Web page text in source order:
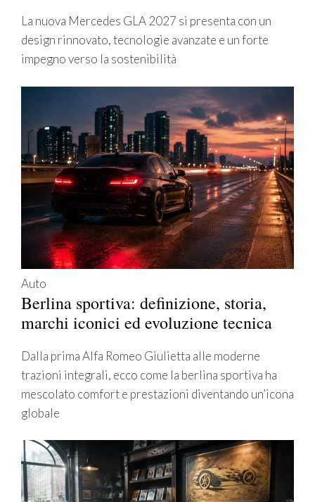
La nuova Mercedes GLA 2027 si presenta con un
design rinnovato, tecnologie avanzate e un forte
impegno verso la sostenibilità
Auto
Berlina sportiva: definizione, storia,
marchi iconici ed evoluzione tecnica
Dalla prima Alfa Romeo Giulietta alle moderne
trazioni integrali, ecco come la berlina sportiva ha
mescolato comfort e prestazioni diventando un’icona
globale